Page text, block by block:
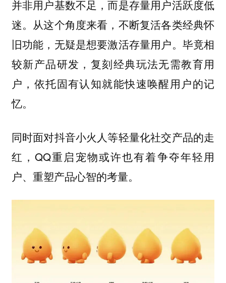
并非用户基数不足，而是存量用户活跃度低
迷。从这个角度来看，不断复活各类经典怀
旧功能，无疑是想要激活存量用户。毕竟相
较新产品研发，复刻经典玩法无需教育用
户，依托固有认知就能快速唤醒用户的记
忆。
同时面对抖音小火人等轻量化社交产品的走
红，QQ重启宠物或许也有着争夺年轻用
户、重塑产品心智的考量。